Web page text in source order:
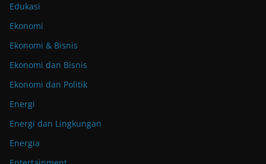
Edukasi
Ekonomi
Ekonomi & Bisnis
Ekonomi dan Bisnis
Ekonomi dan Politik
Energi
Energi dan Lingkungan
Energia